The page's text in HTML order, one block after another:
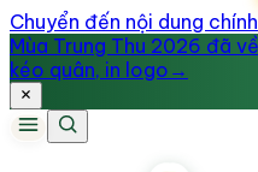
Chuyển đến nội dung chính
Mùa Trung Thu 2026 đã
kéo quân, in logo →